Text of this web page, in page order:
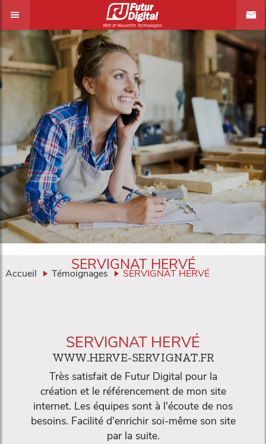
Accueil Témoignages SERVIGNAT HERVÉ
SERVIGNAT HERVÉ
SERVIGNAT HERVÉ
WWW.HERVE-SERVIGNAT.FR
Très satisfait de Futur Digital pour la
création et le référencement de mon site
internet. Les équipes sont à l'écoute de nos
besoins. Facilité d'enrichir soi-même son site
par la suite.